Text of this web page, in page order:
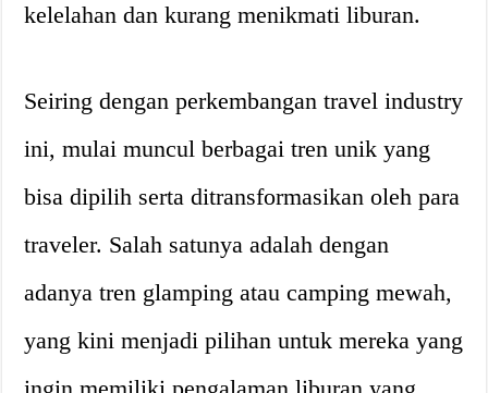
kelelahan dan kurang menikmati liburan.
Seiring dengan perkembangan travel industry
ini, mulai muncul berbagai tren unik yang
bisa dipilih serta ditransformasikan oleh para
traveler. Salah satunya adalah dengan
adanya tren glamping atau camping mewah,
yang kini menjadi pilihan untuk mereka yang